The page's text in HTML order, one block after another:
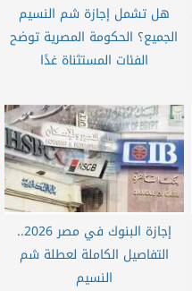
هل تشمل إجازة شم النسيم
الجميع؟ الحكومة المصرية توضح
الفئات المستثناة غدًا
إجازة البنوك في مصر 2026..
التفاصيل الكاملة لعطلة شم
النسيم